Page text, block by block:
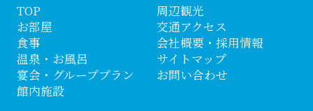
TOP
周辺観光
お部屋
交通アクセス
食事
会社概要・採用情報
温泉・お風呂
サイトマップ
宴会・グループプラン
お問い合わせ
館内施設